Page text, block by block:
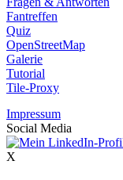
Fantreffen
Quiz
OpenStreetMap
Galerie
Tutorial
Tile-Proxy
Impressum
Social Media
X